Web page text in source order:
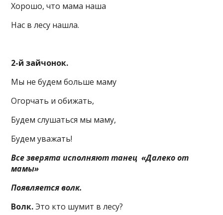
Хорошо, что мама наша
Нас в лесу нашла.
2-й зайчонок.
Мы не будем больше маму
Огорчать и обижать,
Будем слушаться мы маму,
Будем уважать!
Все зверята исполняют танец «Далеко от
мамы»
Появляется волк.
Волк.Это кто шумит в лесу?